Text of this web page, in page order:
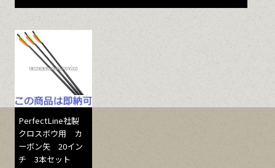
PerfectLine社製
クロスボウ用 カ
ーボン矢 20イン
チ 3本セット